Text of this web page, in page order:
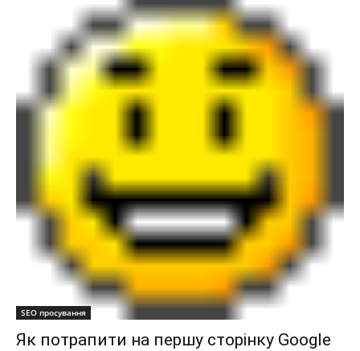
SEO просування
Як потрапити на першу сторінку Google